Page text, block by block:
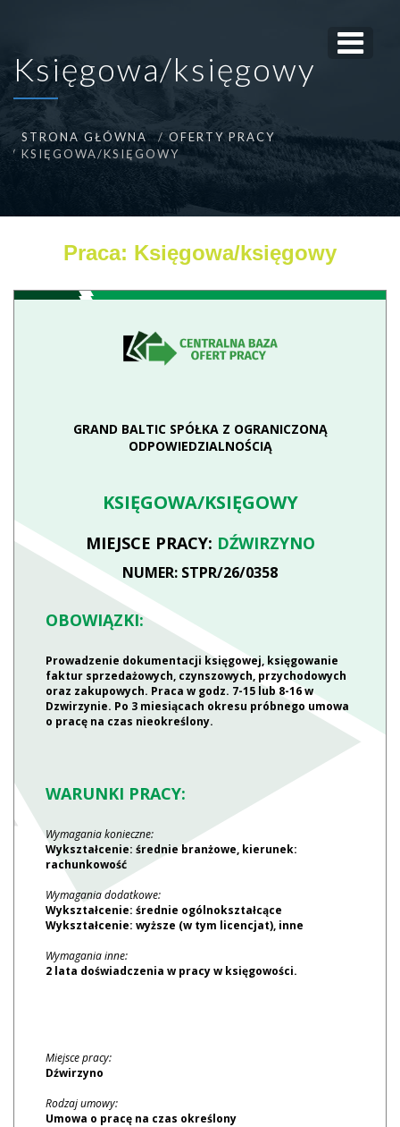
Księgowa/księgowy
STRONA GŁÓWNA
OFERTY PRACY
KSIĘGOWA/KSIĘGOWY
Praca: Księgowa/księgowy
GRAND BALTIC SPÓŁKA Z OGRANICZONĄ
ODPOWIEDZIALNOŚCIĄ
KSIĘGOWA/KSIĘGOWY
MIEJSCE PRACY: DŹWIRZYNO
NUMER: STPR/26/0358
OBOWIĄZKI:
Prowadzenie dokumentacji księgowej, księgowanie
faktur sprzedażowych, czynszowych, przychodowych
oraz zakupowych. Praca w godz. 7-15 lub 8-16 w
Dzwirzynie. Po 3 miesiącach okresu próbnego umowa
o pracę na czas nieokreślony.
WARUNKI PRACY:
Wymagania konieczne:
Wykształcenie: średnie branżowe, kierunek:
rachunkowość
Wymagania dodatkowe:
Wykształcenie: średnie ogólnokształcące
Wykształcenie: wyższe (w tym licencjat), inne
Wymagania inne:
2 lata doświadczenia w pracy w księgowości.
Miejsce pracy:
Dźwirzyno
Rodzaj umowy:
Umowa o pracę na czas określony